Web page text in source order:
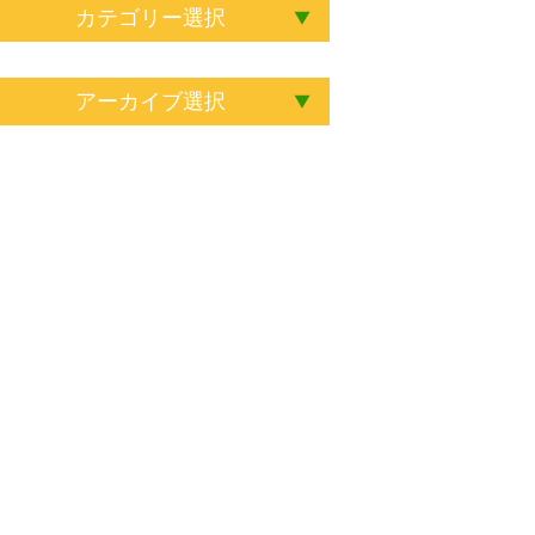
カテゴリー選択
アーカイブ選択